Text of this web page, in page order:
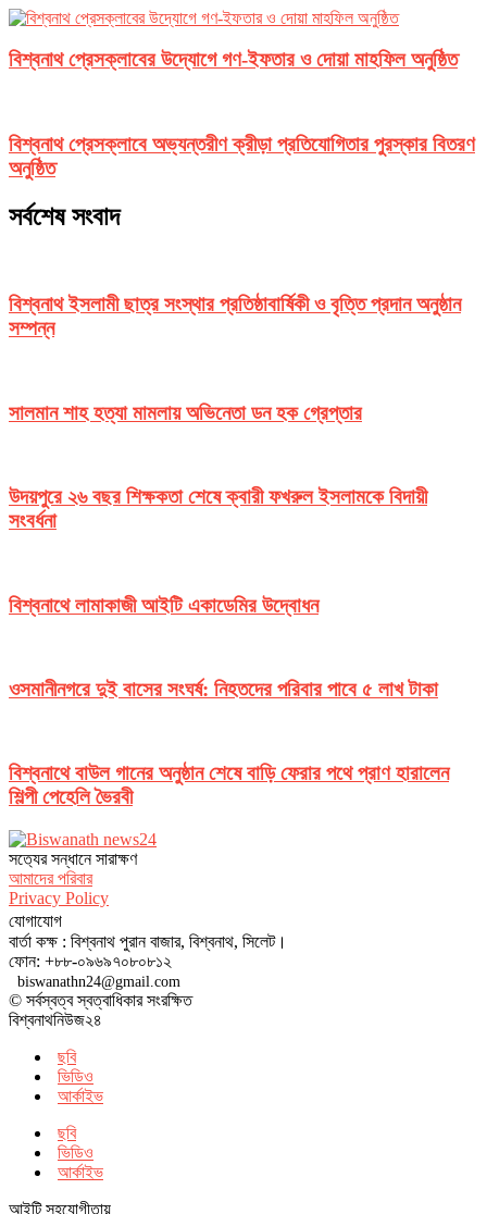
বিশ্বনাথ প্রেসক্লাবের উদ্যোগে গণ-ইফতার ও দোয়া মাহফিল অনুষ্ঠিত
বিশ্বনাথ প্রেসক্লাবে অভ্যন্তরীণ ক্রীড়া প্রতিযোগিতার পুরস্কার বিতরণ
অনুষ্ঠিত
সর্বশেষ সংবাদ
বিশ্বনাথ ইসলামী ছাত্র সংস্থার প্রতিষ্ঠাবার্ষিকী ও বৃত্তি প্রদান অনুষ্ঠান
সম্পন্ন
সালমান শাহ হত্যা মামলায় অভিনেতা ডন হক গ্রেপ্তার
উদয়পুরে ২৬ বছর শিক্ষকতা শেষে ক্বারী ফখরুল ইসলামকে বিদায়ী
সংবর্ধনা
বিশ্বনাথে লামাকাজী আইটি একাডেমির উদ্বোধন
ওসমানীনগরে দুই বাসের সংঘর্ষ: নিহতদের পরিবার পাবে ৫ লাখ টাকা
বিশ্বনাথে বাউল গানের অনুষ্ঠান শেষে বাড়ি ফেরার পথে প্রাণ হারালেন
শিল্পী পেহেলি ভৈরবী
সত‌্যের সন্ধানে সারাক্ষণ
আমাদের পরিবার
Privacy Policy
যোগাযোগ
বার্তা কক্ষ : বিশ্বনাথ পুরান বাজার, বিশ্বনাথ, সিলেট।
ফোন: +৮৮-০৯৬৯৭০৮০৮১২
biswanathn24@gmail.com
© সর্বস্বত্ব স্বত্বাধিকার সংরক্ষিত
বিশ্বনাথনিউজ২৪
ছবি
ভিডিও
আর্কাইভ
ছবি
ভিডিও
আর্কাইভ
আইটি সহযোগীতায়